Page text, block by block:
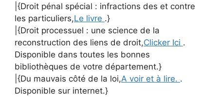
|{Droit pénal spécial : infractions des et contre
les particuliers,Le livre .}
|{Droit processuel : une science de la
reconstruction des liens de droit,Clicker Ici .
Disponible dans toutes les bonnes
bibliothèques de votre département.}
|{Du mauvais côté de la loi,A voir et à lire. .
Disponible sur internet.}